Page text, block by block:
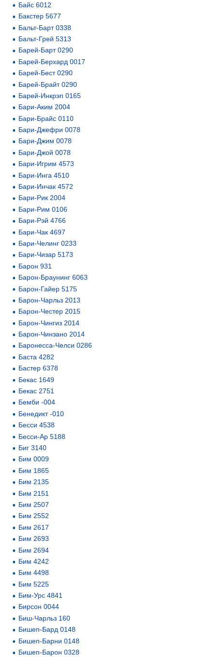
Байс 6012
Бакстер 5677
Бальт-Барт 0338
Бальт-Грей 5313
Барей-Барт 0290
Барей-Берхард 0017
Барей-Бест 0290
Барей-Брайт 0290
Барей-Инкрэп 0165
Бари-Аким 2004
Бари-Брайс 0110
Бари-Джефри 0078
Бари-Джим 0078
Бари-Джой 0078
Бари-Игрим 4573
Бари-Инга 4510
Бари-Инчак 4572
Бари-Рик 2004
Бари-Рим 0106
Бари-Рэй 4766
Бари-Чак 4697
Бари-Челинг 0233
Бари-Чизар 5173
Барон 931
Барон-Браунинг 6063
Барон-Гайер 5175
Барон-Чарльз 2013
Барон-Честер 2015
Барон-Чингиз 2014
Барон-Чинзано 2014
Баронесса-Челси 0286
Баста 4282
Бастер 6378
Бекас 1649
Бекас 2751
Бемби -004
Бенедикт -010
Бесси 4538
Бесси-Ар 5188
Биг 3140
Бим 0009
Бим 1865
Бим 2135
Бим 2151
Бим 2507
Бим 2552
Бим 2617
Бим 2693
Бим 2694
Бим 4242
Бим 4498
Бим 5225
Бим-Урс 4841
Бирсон 0044
Биш-Чарльз 160
Бишеп-Бард 0148
Бишеп-Барни 0148
Бишеп-Барон 0328